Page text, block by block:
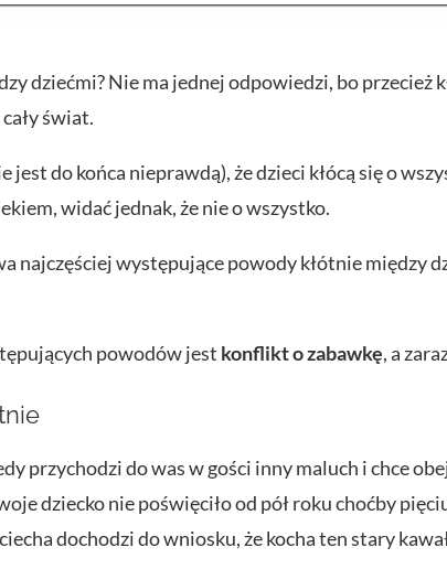
dziećmi? Nie ma jednej odpowiedzi, bo przecież
świat.
jest do końca nieprawdą), że dzieci kłócą się o
widać jednak, że nie o wszystko.
najczęściej występujące powody kłótnie między
powodów jest konflikt o zabawkę, a
przychodzi do was w gości inny maluch i chce
dziecko nie poświęciło od pół roku choćby
dochodzi do wniosku, że kocha ten stary